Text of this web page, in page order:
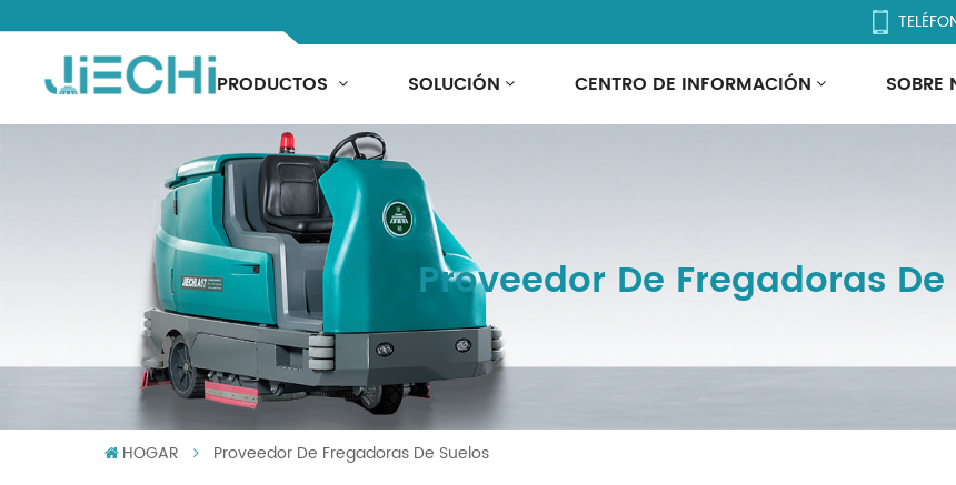
PRODUCTOS SOLUCIÓN CENTRO DE INFORMACIÓN SOBRE
Proveedor De Fregadoras
HOGAR Proveedor De Fregadoras De Suelos